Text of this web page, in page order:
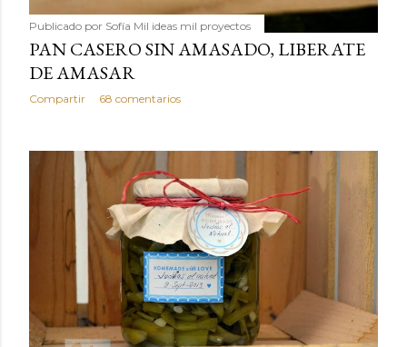
Publicado por Sofía Mil ideas mil proyectos
PAN CASERO SIN AMASADO, LIBERATE
DE AMASAR
Compartir 68 comentarios